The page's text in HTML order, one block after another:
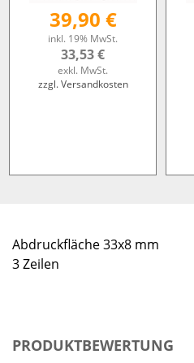
39,90 €
inkl. 19% MwSt.
33,53 €
exkl. MwSt.
zzgl. Versandkosten
Abdruckfläche 33x8 mm
3 Zeilen
PRODUKTBEWERTUNG